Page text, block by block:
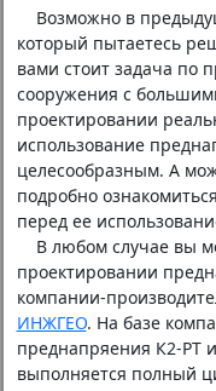
Возможно в
который пытаетесь
вами стоит задача по
сооружения с
проектировании
использование
целесообразным. А
подробно
перед ее
В любом случае вы
проектировании
компании-
ИНЖГЕО. На базе
преднапряения К2-РТ
выполняется полный